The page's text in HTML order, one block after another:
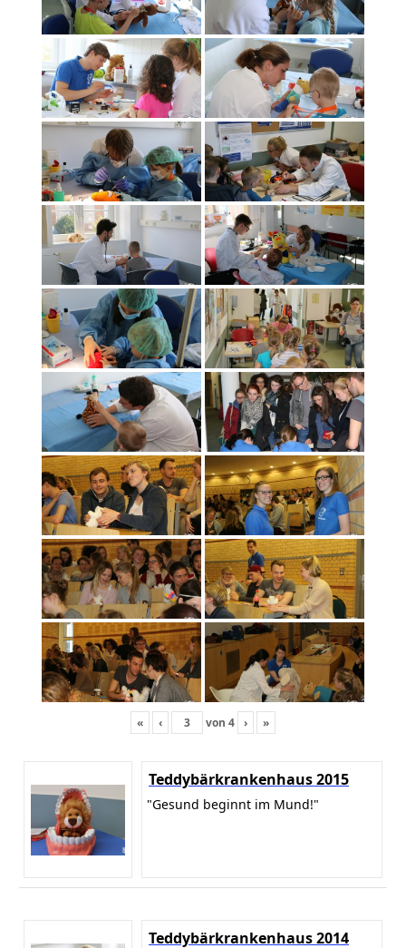
« ‹ von 4 › »
Teddybärkrankenhaus 2015
"Gesund beginnt im Mund!"
Teddybärkrankenhaus 2014